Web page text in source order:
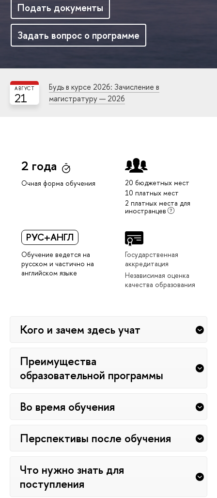
Подать документы
Задать вопрос о программе
21
АВГУСТ
Будь в курсе 2026: Зачисление в
магистратуру — 2026
2 года
Очная форма обучения
20 бюджетных мест
10 платных мест
2 платных места для
иностранцев
РУС+АНГЛ
Обучение ведется на
русском и частично на
английском языке
Государственная
аккредитация
Независимая оценка
качества образования
Кого и зачем здесь учат
Преимущества
образовательной программы
Во время обучения
Перспективы после обучения
Что нужно знать для
поступления